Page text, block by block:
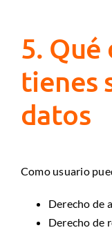
5. Qué
tienes
datos
Como usuario
Derecho de
Derecho de